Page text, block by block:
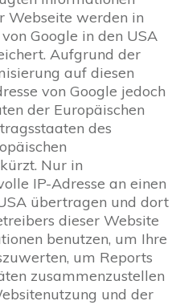
Webseite werden in
Google in den USA
Aufgrund der
auf diesen
von Google jedoch
der Europäischen
des
Nur in
IP-Adresse an einen
übertragen und dort
dieser Website
benutzen, um Ihre
um Reports
zusammenzustellen
und der